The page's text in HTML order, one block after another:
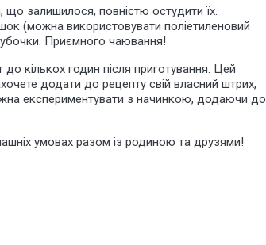
що залишилося, повністю остудити їх.
(можна використовувати поліетиленовий
Приємного чаювання!
кількох годин після приготування. Цей
додати до рецепту свій власний штрих,
експериментувати з начинкою, додаючи до
умовах разом із родиною та друзями!